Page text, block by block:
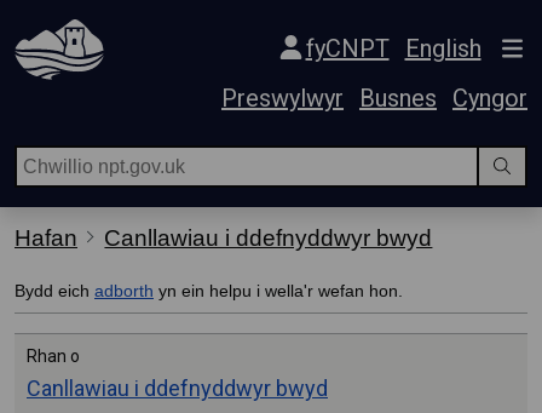
Hepgor gwe-lywio
fyCNPT
English
Preswylwyr
Busnes Cyngor
Hafan Canllawiau i ddefnyddwyr bwyd
Bydd eich adborth yn ein helpu i wella'r wefan hon.
Rhan o
Canllawiau i ddefnyddwyr bwyd